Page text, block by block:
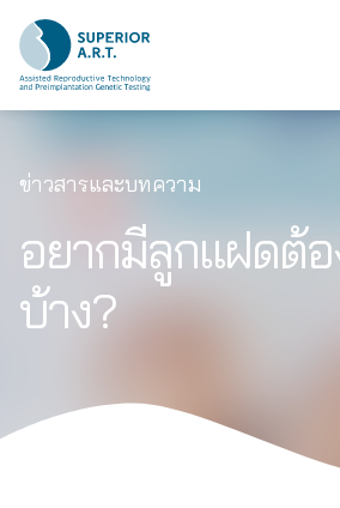
content
ข่าวสารและบทความ
อยากมีลูกแฝดต้อ
บ้าง?